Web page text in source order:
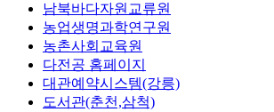
남북바다자원교류원
농업생명과학연구원
농촌사회교육원
다전공 홈페이지
대관예약시스템(강릉)
도서관(춘천,삼척)